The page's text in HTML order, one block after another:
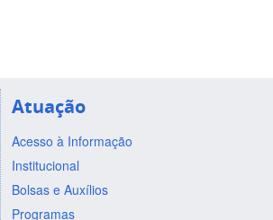
Atuação
Acesso à Informação
Institucional
Bolsas e Auxílios
Programas